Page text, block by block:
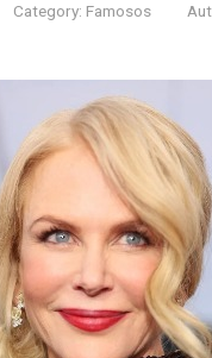
Category: Famosos